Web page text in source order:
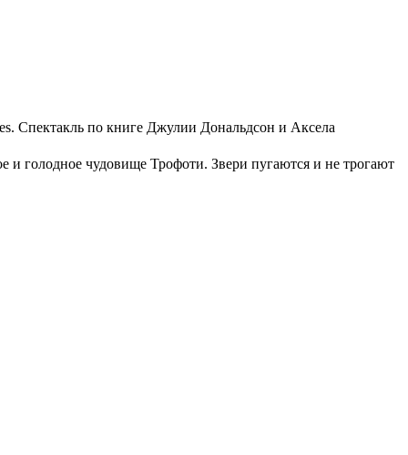
Спектакль по книге Джулии Дональдсон и Аксела
и голодное чудовище Трофоти. Звери пугаются и не трогают